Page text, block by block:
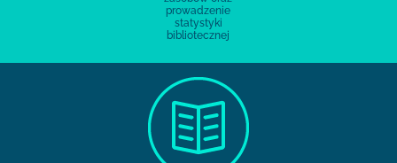
prowadzenie
statystyki
bibliotecznej